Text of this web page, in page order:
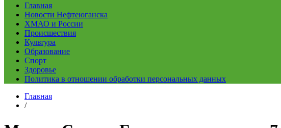
Главная
Новости Нефтеюганска
ХМАО и России
Происшествия
Культура
Образование
Спорт
Здоровье
Политика в отношении обработки персональных данных
Главная
/